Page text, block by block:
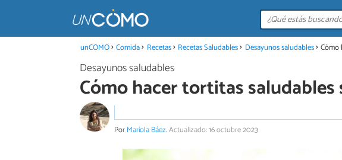
unCOMO Comida Recetas Recetas Saludables Desayunos saludables Cómo
Desayunos saludables
Cómo hacer tortitas saludables
PorMariola Báez.Actualizado: 16 octubre 2023